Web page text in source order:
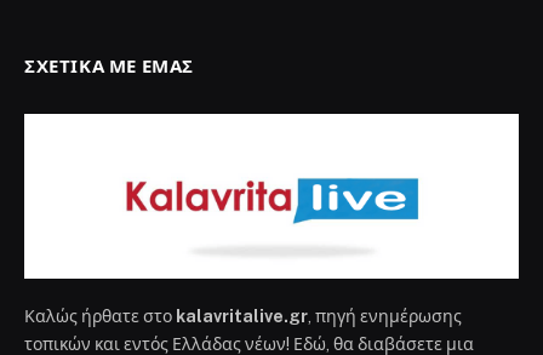
ΣΧΕΤΙΚΆ ΜΕ ΕΜΆΣ
Καλώς ήρθατε στο kalavritalive.gr , πηγή ενημέρωσης
τοπικών και εντός Ελλάδας νέων! Εδώ, θα διαβάσετε μια